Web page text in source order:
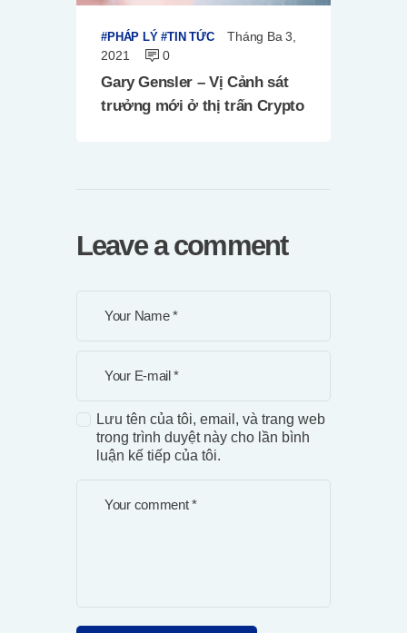
PHÁP LÝ TIN TỨC
Tháng Ba 3,
2021
0
Gary Gensler – Vị Cảnh sát
trưởng mới ở thị trấn Crypto
Leave a comment
Lưu tên của tôi, email, và trang web
trong trình duyệt này cho lần bình
luận kế tiếp của tôi.